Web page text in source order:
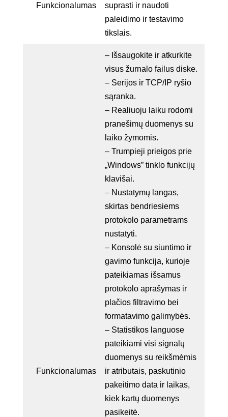
Funkcionalumas
suprasti ir naudoti
paleidimo ir testavimo
tikslais.
Funkcionalumas
– Išsaugokite ir atkurkite
visus žurnalo failus diske.
– Serijos ir TCP/IP ryšio
sąranka.
– Realiuoju laiku rodomi
pranešimų duomenys su
laiko žymomis.
– Trumpieji prieigos prie
„Windows” tinklo funkcijų
klavišai.
– Nustatymų langas,
skirtas bendriesiems
protokolo parametrams
nustatyti.
– Konsolė su siuntimo ir
gavimo funkcija, kurioje
pateikiamas išsamus
protokolo aprašymas ir
plačios filtravimo bei
formatavimo galimybės.
– Statistikos languose
pateikiami visi signalų
duomenys su reikšmėmis
ir atributais, paskutinio
pakeitimo data ir laikas,
kiek kartų duomenys
pasikeitė.